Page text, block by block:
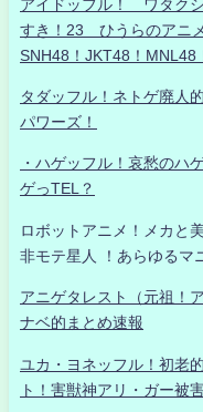
アイドッフル！ ワタク
すき！23 ひうらのアニ
SNH48！JKT48！MNL48
タダッフル！ネトゲ廃人
パワーズ！
・ハゲッフル！哀愁のハ
ゲっTEL？
ロボットアニメ！メカと
非モテ星人 ！あらゆるマ
アニゲタレスト（元祖！
ナベ的まとめ速報
ユカ・ヨネッフル！初老
ト！害獣神アリ・ガー被